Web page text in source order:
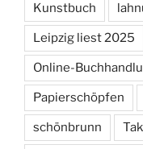
Kunstbuch
Leipzig liest 2025
Online-
Papierschöpfen
schönbrunn